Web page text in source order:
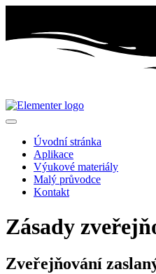
Úvodní stránka
Aplikace
Výukové materiály
Malý průvodce
Kontakt
Zásady
Zveřejňování